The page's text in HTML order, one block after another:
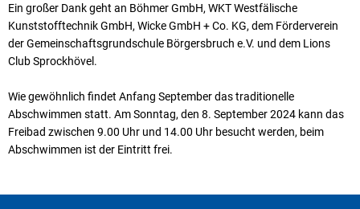
Ein großer Dank geht an Böhmer GmbH, WKT Westfälische
Kunststofftechnik GmbH, Wicke GmbH + Co. KG, dem Förderverein
der Gemeinschaftsgrundschule Börgersbruch e.V. und dem Lions
Club Sprockhövel.
Wie gewöhnlich findet Anfang September das traditionelle
Abschwimmen statt. Am Sonntag, den 8. September 2024 kann das
Freibad zwischen 9.00 Uhr und 14.00 Uhr besucht werden, beim
Abschwimmen ist der Eintritt frei.